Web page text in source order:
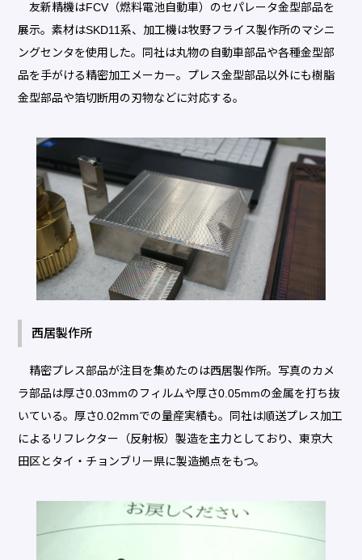
友新精機はFCV（燃料電池自動車）のセパレータ金型部品を
展示。素材はSKD11系、加工機は牧野フライス製作所のマシニ
ングセンタを使用した。同社は丸物の自動車部品や各種金型部
品を手がける精密加工メーカー。プレス金型部品以外にも樹脂
金型部品や箔切断用の刃物などに対応する。
西居製作所
精密プレス部品が注目を集めたのは西居製作所。写真のカメ
ラ部品は厚さ0.03mmのフィルムや厚さ0.05mmの金属を打ち抜
いている。厚さ0.02mmでの量産実績も。同社は順送プレス加工
によるリフレクター（反射板）製造を主力としており、東京大
田区とタイ・チョンブリー県に製造拠点をもつ。